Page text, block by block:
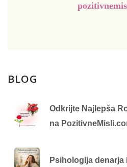
BLOG
Odkrijte Najlepša
na
Psihologija denarja